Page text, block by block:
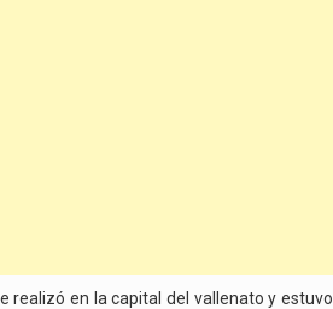
realizó en la capital del vallenato y estuvo